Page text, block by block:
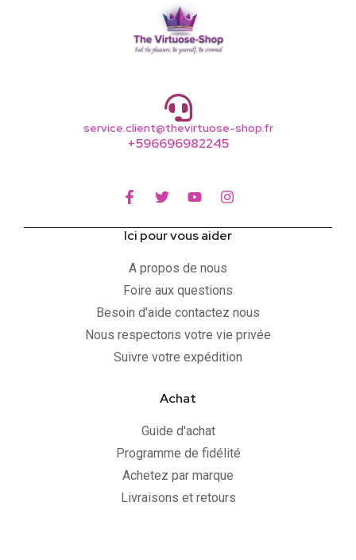
service.client@thevirtuose-shop.fr
+596696982245
Ici pour vous aider
A propos de nous
Foire aux questions
Besoin d'aide contactez nous
Nous respectons votre vie privée
Suivre votre expédition
Achat
Guide d'achat
Programme de fidélité
Achetez par marque
Livraisons et retours